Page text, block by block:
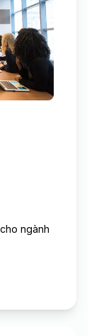
ngành